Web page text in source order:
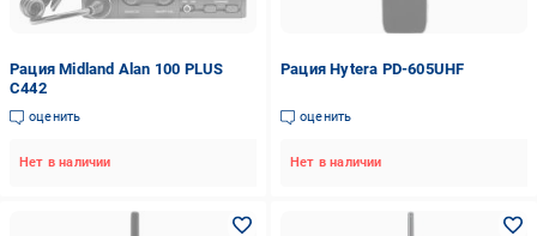
Рация Midland Alan 100 PLUS
C442
оценить
Нет в наличии
Рация Hytera PD-605UHF
оценить
Нет в наличии